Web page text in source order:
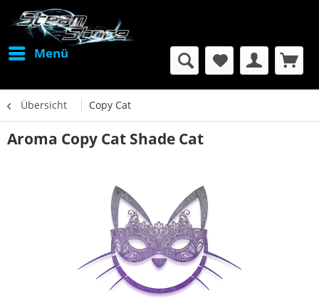
Menü
Übersicht Copy Cat
Aroma Copy Cat Shade Cat